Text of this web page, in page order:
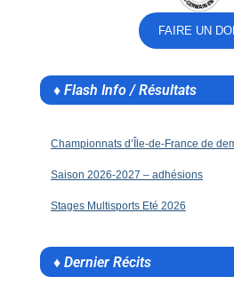
FAIRE UN
♦ Flash Info / Résultats
Championnats d’Île-de-France de
Saison 2026-2027 – adhésions
Stages Multisports Eté 2026
♦ Dernier Récits